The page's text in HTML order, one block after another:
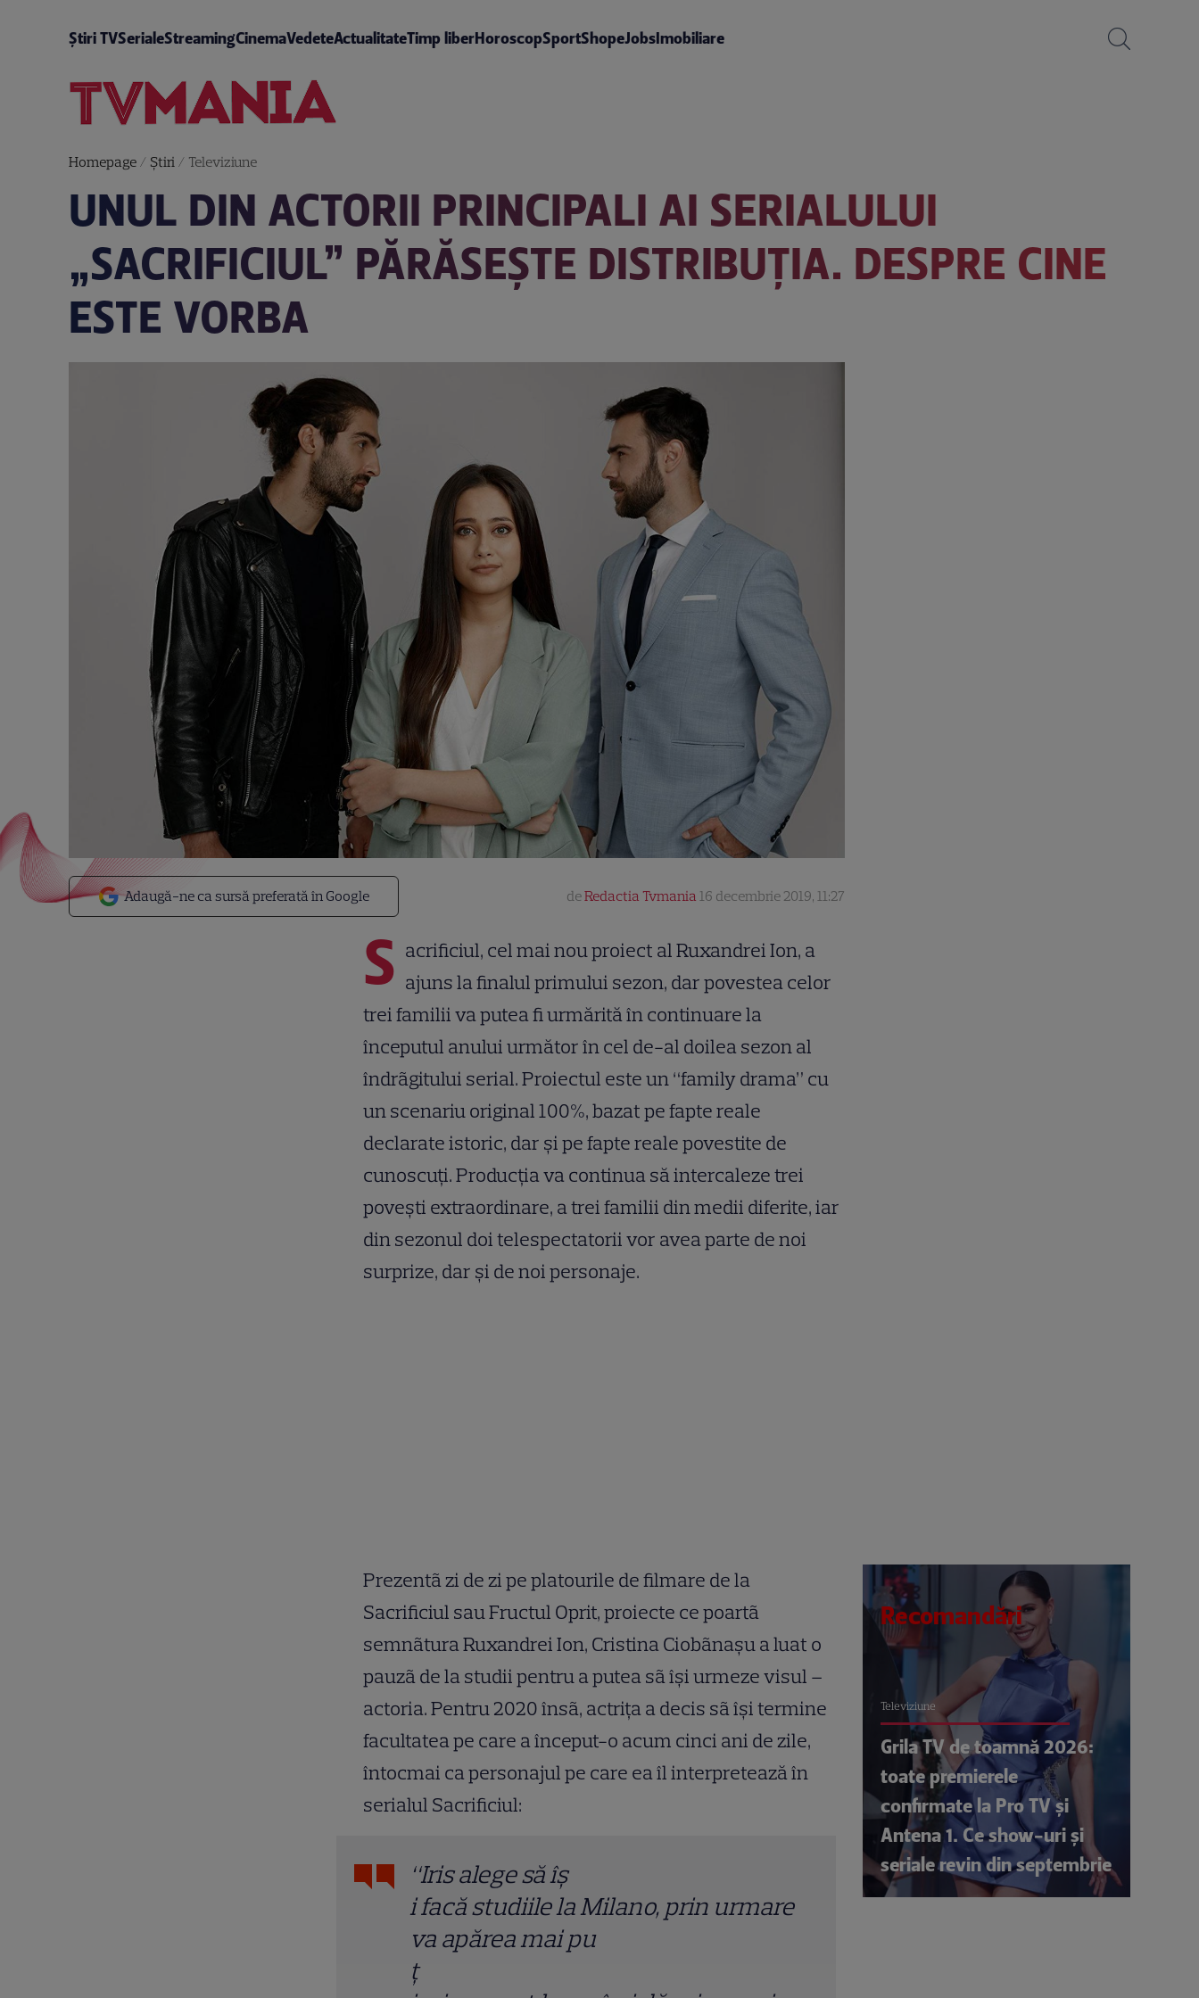
Știri TVSerialeStreamingCinemaVedeteActualitateTimp liberHoroscopSportShopeJobsImobiliare
Homepage/ Știri/ Televiziune
UNUL DIN ACTORII PRINCIPALI AI SERIALULUI
„SACRIFICIUL” PĂRĂSEȘTE DISTRIBUȚIA. DESPRE CINE
ESTE VORBA
Adaugă-ne ca sursă preferată în Google deRedactia Tvmania 16 decembrie 2019, 11:27
S acrificiul, cel mai nou proiect al Ruxandrei Ion, a
ajuns la finalul primului sezon, dar povestea celor
trei familii va putea fi urmărită în continuare la
începutul anului următor în cel de-al doilea sezon al
îndrãgitului serial. Proiectul este un “family drama” cu
un scenariu original 100%, bazat pe fapte reale
declarate istoric, dar şi pe fapte reale povestite de
cunoscuţi. Producţia va continua să intercaleze trei
poveşti extraordinare, a trei familii din medii diferite, iar
din sezonul doi telespectatorii vor avea parte de noi
surprize, dar și de noi personaje.
Prezentã zi de zi pe platourile de filmare de la
Sacrificiul sau Fructul Oprit, proiecte ce poartã
semnãtura Ruxandrei Ion, Cristina Ciobãnaşu a luat o
pauzã de la studii pentru a putea sã îşi urmeze visul –
actoria. Pentru 2020 însã, actriţa a decis sã îşi termine
facultatea pe care a început-o acum cinci ani de zile,
întocmai ca personajul pe care ea îl interpretează în
serialul Sacrificiul:
“Iris alege să îș
i facă studiile la Milano, prin urmare
va apărea mai pu
ț
Recomandări
Televiziune
Grila TV de toamnă 2026:
toate premierele
confirmate la Pro TV și
Antena 1. Ce show-uri și
seriale revin din septembrie